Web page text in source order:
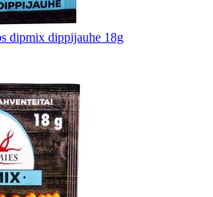
dipmix dippijauhe 18g